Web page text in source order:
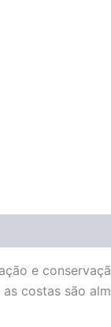
e
costas são